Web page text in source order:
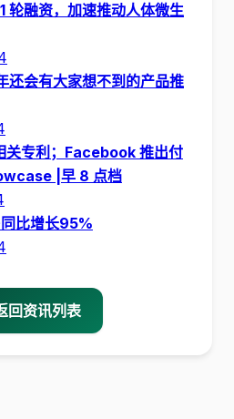
轮融资，加速推动人体微生
还会有大家想不到的产品推
关专利；Facebook 推出付
|早 8 点档
比增长95%
回资讯列表